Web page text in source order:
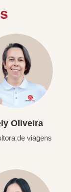
Oliveira
de viagens